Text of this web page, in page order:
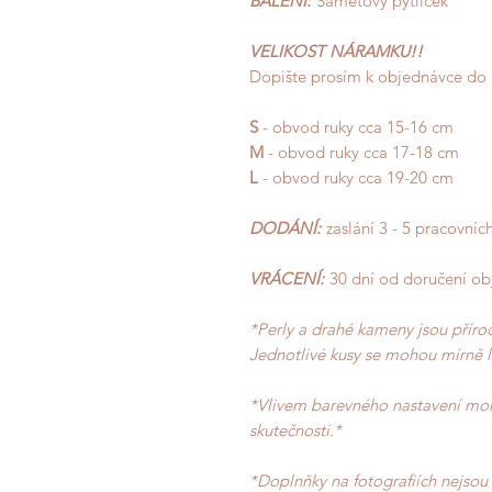
VELIKOST NÁRAMKU!!
Dopište prosím k objednávce do
S - obvod ruky cca 15-16 cm
M - obvod ruky cca 17-18 cm
L - obvod ruky cca 19-20 cm
DODÁNÍ: zaslání 3 - 5
VRÁCENÍ: 30 dní od doručení
*Perly a drahé kameny jsou
Jednotlivé kusy se mohou mírně
*Vlivem barevného nastavení
skutečnosti.*
*Doplnňky na fotografiích